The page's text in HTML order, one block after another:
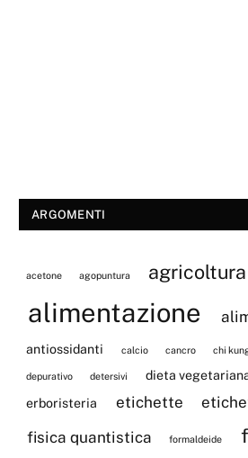
ARGOMENTI
acetone agopuntura agricoltura
alimentazione
antiossidanti calcio cancro chi
depurativo detersivi dieta
erboristeria etichette
fisica quantistica
formaldeide